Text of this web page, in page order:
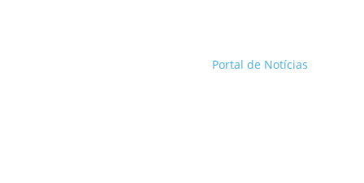
Portal de Notícias